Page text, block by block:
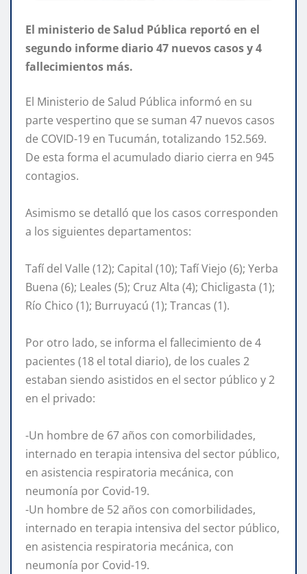
El ministerio de Salud Pública reportó en el
segundo informe diario 47 nuevos casos y 4
fallecimientos más.
El Ministerio de Salud Pública informó en su
parte vespertino que se suman 47 nuevos casos
de COVID-19 en Tucumán, totalizando 152.569.
De esta forma el acumulado diario cierra en 945
contagios.
Asimismo se detalló que los casos corresponden
a los siguientes departamentos:
Tafí del Valle (12); Capital (10); Tafí Viejo (6); Yerba
Buena (6); Leales (5); Cruz Alta (4); Chicligasta (1);
Río Chico (1); Burruyacú (1); Trancas (1).
Por otro lado, se informa el fallecimiento de 4
pacientes (18 el total diario), de los cuales 2
estaban siendo asistidos en el sector público y 2
en el privado:
-Un hombre de 67 años con comorbilidades,
internado en terapia intensiva del sector público,
en asistencia respiratoria mecánica, con
neumonía por Covid-19.
-Un hombre de 52 años con comorbilidades,
internado en terapia intensiva del sector público,
en asistencia respiratoria mecánica, con
neumonía por Covid-19.